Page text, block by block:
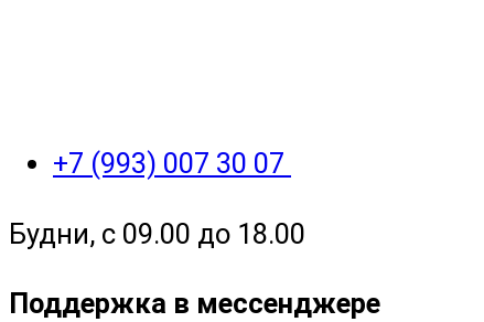
+7 (993) 007 30 07
Будни, с 09.00 до 18.00
Поддержка в мессенджере